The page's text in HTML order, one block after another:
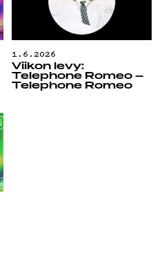
1.6.2026
Viikon levy:
Telephone Romeo –
Telephone Romeo